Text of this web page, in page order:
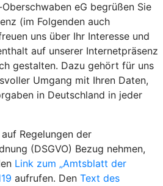
eG begrüßen Sie
(im Folgenden auch
uns über Ihr Interesse und
auf unserer Internetpräsenz
gestalten. Dazu gehört für uns
Umgang mit Ihren Daten,
in Deutschland in jeder
Regelungen der
(DSGVO) Bezug nehmen,
Link zum „Amtsblatt der
aufrufen. Den Text des